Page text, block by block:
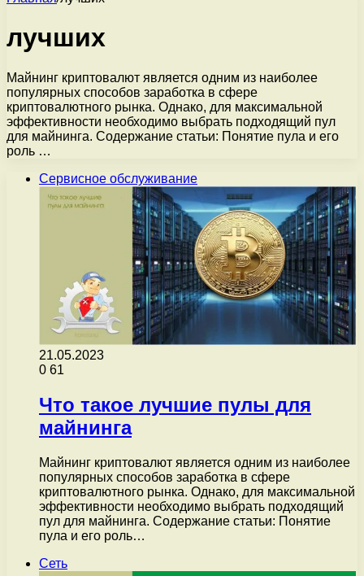
лучших
Майнинг криптовалют является одним из наиболее
популярных способов заработка в сфере
криптовалютного рынка. Однако, для максимальной
эффективности необходимо выбрать подходящий пул
для майнинга. Содержание статьи: Понятие пула и его
роль …
Сервисное обслуживание
21.05.2023
0 61
Что такое лучшие пулы для
майнинга
Майнинг криптовалют является одним из наиболее
популярных способов заработка в сфере
криптовалютного рынка. Однако, для максимальной
эффективности необходимо выбрать подходящий
пул для майнинга. Содержание статьи: Понятие
пула и его роль…
Сеть